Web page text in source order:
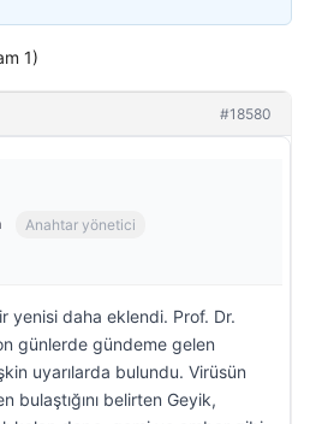
1)
#18580
Anahtar yönetici
yenisi daha eklendi. Prof. Dr.
günlerde gündeme gelen
uyarılarda bulundu. Virüsün
bulaştığını belirten Geyik,